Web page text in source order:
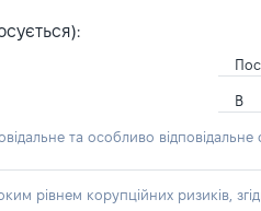
В
та особливо
рівнем корупційних ризиків,